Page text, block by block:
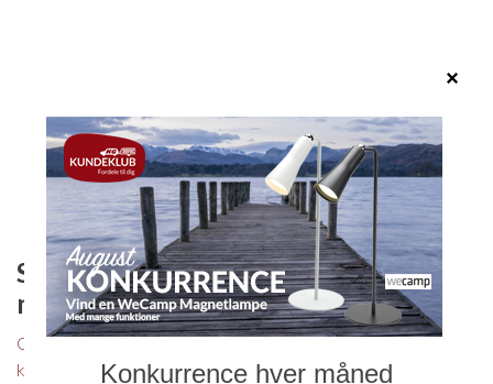
Seneste
nyheder
Oversigt alle
kampagner - Netop
Velkommen
I KG Camping ønsker vi, at
du får en god oplevelse, når
du besøger os. Vi bestræber